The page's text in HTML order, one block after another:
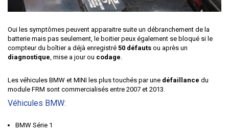
Oui les symptômes peuvent apparaitre suite un débranchement de la
batterie mais pas seulement, le boitier peux également se bloqué si le
compteur du boîtier a déjà enregistré 50 défauts ou après un
diagnostique , mise a jour ou codage
Les véhicules BMW et MINI les plus touchés par une défaillance du
module FRM sont commercialisés entre 2007 et 2013.
Véhicules BMW:
BMW Série 1